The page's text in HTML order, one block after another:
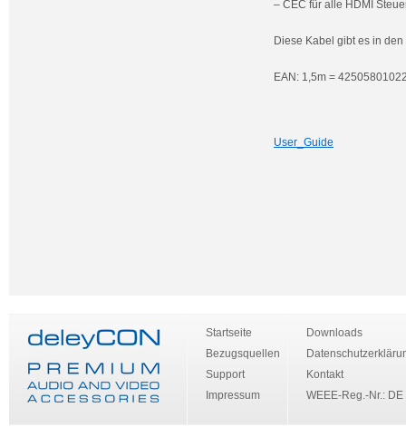
– CEC für alle HDMI
Diese Kabel gibt es in
EAN: 1,5m =
User_Guide
Startseite
Bezugsquellen
Support
Impressum
Downloads
Kontakt
WEEE-Reg.-Nr.: